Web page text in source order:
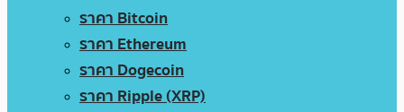
ราคา Bitcoin
ราคา Ethereum
ราคา Dogecoin
ราคา Ripple (XRP)